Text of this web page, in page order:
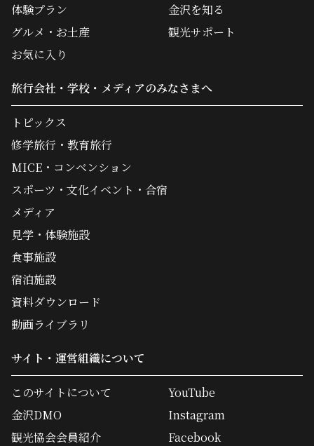
体験プラン
グルメ・お土産
金沢を知る
観光サポート
お気に入り
旅行会社・学校・メディアのみなさまへ
トピックス
修学旅行・教育旅行
MICE・コンベンション
スポーツ・文化イベント・合宿
メディア
見学・体験施設
食事施設
宿泊施設
資料ダウンロード
動画ライブラリ
サイト・運営組織について
このサイトについて
金沢DMO
観光協会会員紹介
YouTube
Instagram
Facebook